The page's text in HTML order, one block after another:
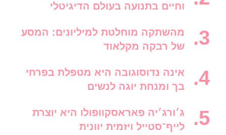
וחיים בתנועה בעולם הדיגיטלי
מהשתקה מוחלטת למיליונים: המסע
של רבקה מקלאוד
אינה נדוסוגובה היא מטפלת בפרחי
בך ומנחת יוגה לנשים
ג׳ורג׳יה פאראסקוופולו היא יוצרת
לייף־סטייל ויזמית יוונית